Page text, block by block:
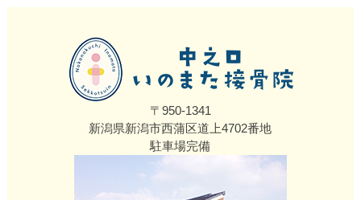
〒950-1341
新潟県新潟市西蒲区道上4702番地
駐車場完備